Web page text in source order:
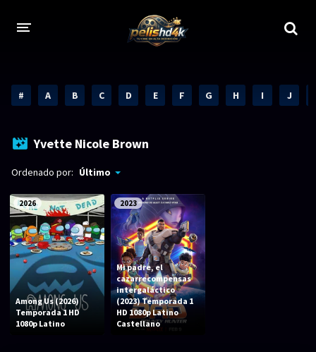
1080p 1080p Full HD
2160p REMUX 4K
720p 60 FPS
h265 HEVC 1080p REMUX
Bluray Completos
GÉNEROS
Acción Animación
# A B C D E F G H I J
Yvette Nicole Brown
Ordenado por: Último
2026
Among Us (2026)
Temporada 1 HD
1080p Latino
2023
Mi padre, el
cazarrecompensas
intergaláctico
(2023) Temporada 1
HD 1080p Latino
Castellano